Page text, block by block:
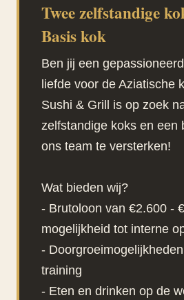
Twee zelfstandige
Basis kok
Ben jij een
liefde voor de Aziatische
Sushi & Grill is op zoek
zelfstandige koks en een
ons team te versterken!
Wat bieden wij?
- Brutoloon van €2.600 -
mogelijkheid tot interne
-
training
- Eten en drinken op de